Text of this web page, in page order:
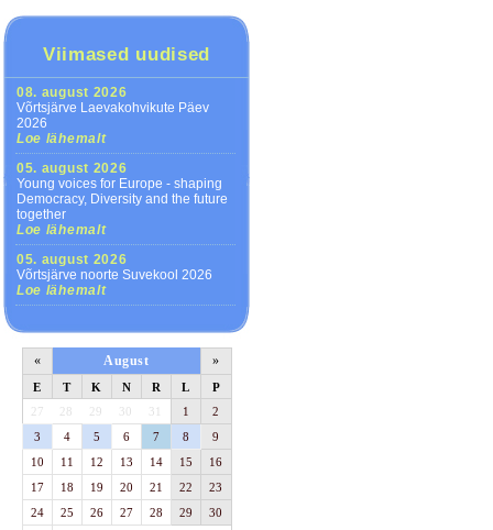
Viimased uudised
08. august 2026
Võrtsjärve Laevakohvikute Päev
2026
Loe lähemalt
05. august 2026
Young voices for Europe - shaping
Democracy, Diversity and the future
together
Loe lähemalt
05. august 2026
Võrtsjärve noorte Suvekool 2026
Loe lähemalt
« August »
E T K N R L
P
27
28 29 30 31 1
2
3
4 5 6 7 8
9
10
11 12 13 14 15
16
17
18 19 20 21 22
23
24
25 26 27 28 29
30